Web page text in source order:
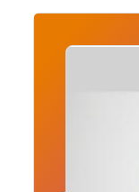
section
Producten